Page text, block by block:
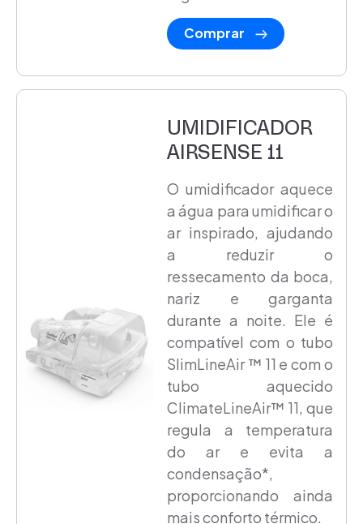
Comprar
UMIDIFICADOR
AIRSENSE 11
O umidificador aquece
a água para umidificar o
ar inspirado, ajudando
a reduzir o
ressecamento da boca,
nariz e garganta
durante a noite. Ele é
compatível com o tubo
SlimLineAir ™ 11 e com o
tubo aquecido
ClimateLineAir™ 11, que
regula a temperatura
do ar e evita a
condensação*,
proporcionando ainda
mais conforto térmico.